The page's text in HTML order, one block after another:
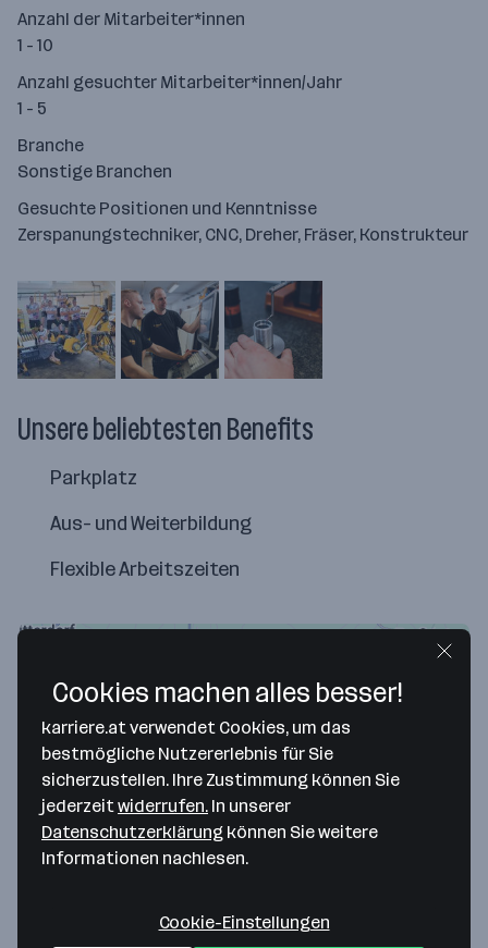
Anzahl der Mitarbeiter*innen
1 - 10
Anzahl gesuchter Mitarbeiter*innen/Jahr
1 - 5
Branche
Sonstige Branchen
Gesuchte Positionen und Kenntnisse
Zerspanungstechniker, CNC, Dreher, Fräser, Konstrukteur
Unsere beliebtesten Benefits
Parkplatz
Aus- und Weiterbildung
Flexible Arbeitszeiten
Cookies machen alles besser!
karriere.at verwendet Cookies, um das
bestmögliche Nutzererlebnis für Sie
sicherzustellen. Ihre Zustimmung können Sie
jederzeitwiderrufen. In unserer
Datenschutzerklärung können Sie weitere
Informationen nachlesen.
Cookie-Einstellungen